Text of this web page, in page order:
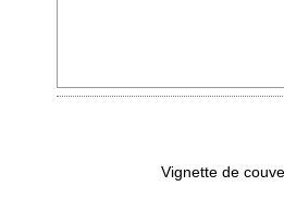
t-elle reconnu de lui en
Vignette de